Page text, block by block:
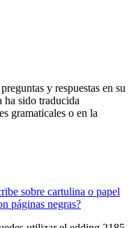
y respuestas en su
ha sido traducida
gramaticales o en la
sobre cartulina o papel
páginas negras?